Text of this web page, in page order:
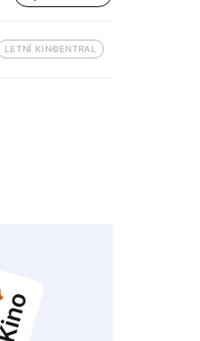
LETNÍ KIN©ENTRAL